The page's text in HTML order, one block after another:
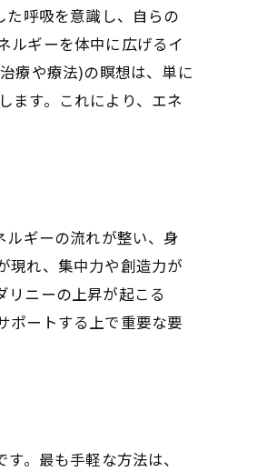
呼吸を意識し、自らの
ルギーを体中に広げるイ
療や療法)の瞑想は、単に
ます。これにより、エネ
ギーの流れが整い、身
現れ、集中力や創造力が
リニーの上昇が起こる
ポートする上で重要な要
。最も手軽な方法は、